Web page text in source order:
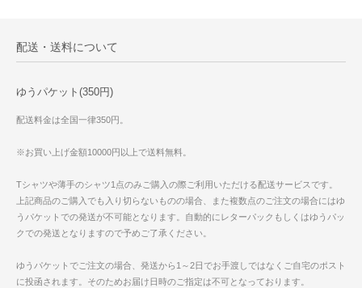
配送・送料について
ゆうパケット(350円)
配送料金は全国一律350円。
※お買い上げ金額10000円以上で送料無料。
Tシャツや薄手のシャツ1点のみご購入の際ご利用いただける配送サービスです。
上記商品のご購入でも入り切らないものの場合、また複数点のご注文の場合にはゆ
うパケットでの発送が不可能となります。自動的にレターパックもしくはゆうパッ
クでの発送となりますので予めご了承ください。
ゆうパケットでご注文の場合、発送から1～2日でお手渡しではなくご自宅のポスト
に投函されます。そのためお届け日時のご指定は不可となっております。